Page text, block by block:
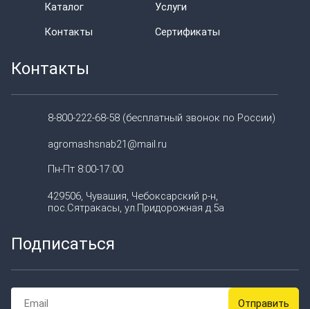
Каталог
Услуги
Контакты
Сертификаты
Контакты
8-800-222-68-58 (бесплатный звонок по России)
agromashsnab21@mail.ru
Пн-Пт 8:00-17:00
429506, Чувашия, Чебоксарский р-н,
пос.Сятракасы, ул.Придорожная д.5а
Подписаться